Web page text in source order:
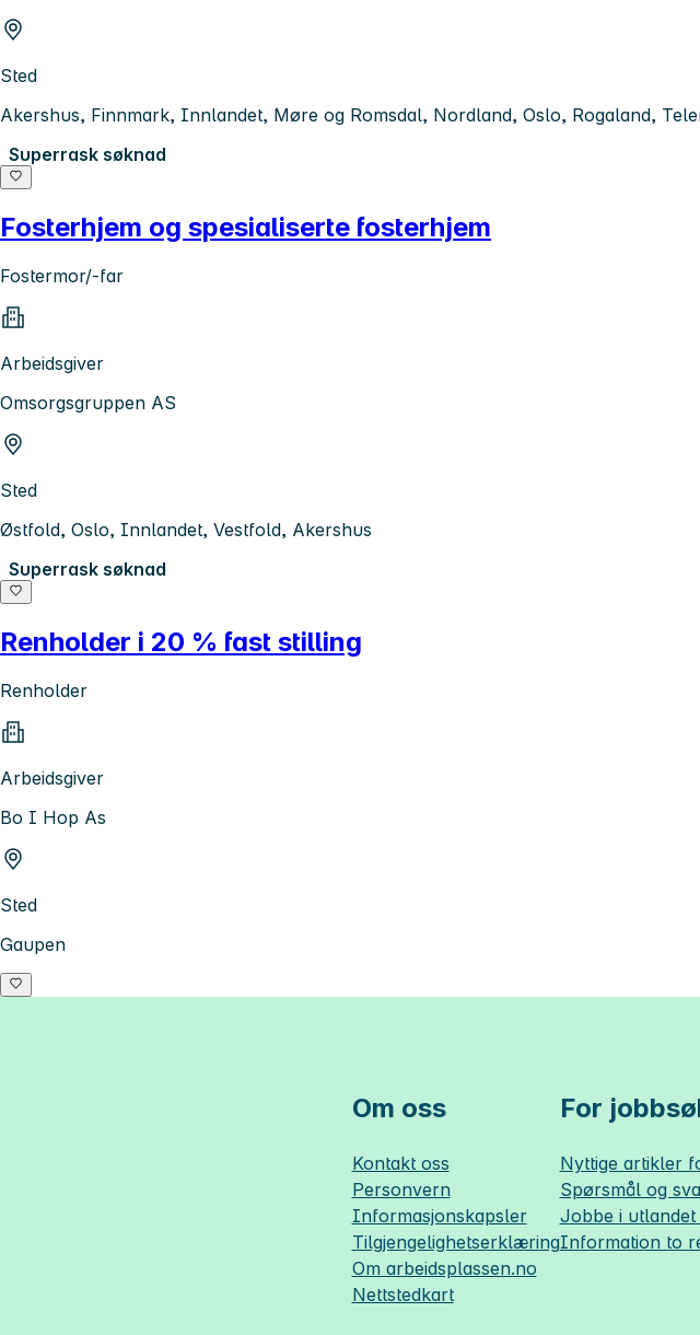
Sted
Akershus, Finnmark, Innlandet, Møre og Romsdal, Nordland, Oslo, Rogaland,
Superrask søknad
Fosterhjem og spesialiserte fosterhjem
Fostermor/-far
Arbeidsgiver
Omsorgsgruppen AS
Sted
Østfold, Oslo, Innlandet, Vestfold, Akershus
Superrask søknad
Renholder i 20 % fast stilling
Renholder
Arbeidsgiver
Bo I Hop As
Sted
Gaupen
Om oss
Kontakt oss
Personvern
Informasjonskapsler
Tilgjengelighetserklæring
Om arbeidsplassen.no
Nettstedkart
For
Nyttige artikler
Spørsmål og
Jobbe i utlandet
Information to